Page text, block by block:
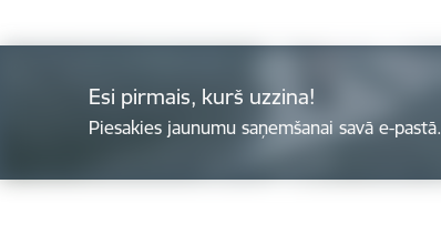
Esi pirmais, kurš uzzina!
Piesakies jaunumu saņemšanai savā e-pastā.